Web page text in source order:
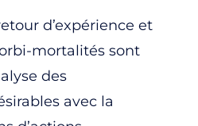
d’expérience et
mortalités sont
des
avec la